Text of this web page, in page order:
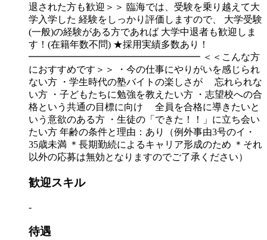
退された方も歓迎＞＞ 臨海では、受験を乗り越えて大
学入学した 経験をしっかり評価しますので、 大学受験
(一般)の経験がある方であれば 大学中退者も歓迎しま
す！(在籍年数不問) ★採用実績多数あり！
━━━━━━━━━━━━━━━━━━ ＜＜こんな方
におすすめです＞＞ ・今の仕事にやりがいを感じられ
ない方 ・学生時代の塾バイトの楽しさが 忘れられな
い方 ・子どもたちに勉強を教えたい方 ・志望校への合
格という共通の目標に向け 全員を合格に導きたいと
いう意欲のある方 ・生徒の「できた！！」に立ち会い
たい方 年齢の条件と理由：あり（例外事由3号のイ・
35歳未満 ＊長期勤続によるキャリア形成のため ＊それ
以外の応募は無効となりますのでご了承ください）
歓迎スキル
-
待遇